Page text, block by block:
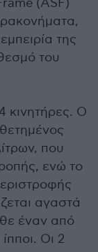
(ASF)
της
του
κινητήρες. Ο
που
ενώ το
αγαστά
έναν από
Οι 2